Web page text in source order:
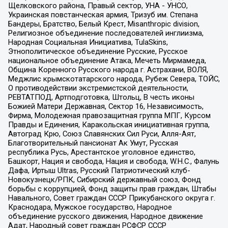
Щелковского района, Правый сектор, УНА - УНСО,
Украинская повстанческая армия, Тризуб им. Степана
Бандеры, Братство, Белый Крест, Misanthropic division,
Религиозное объединение последователей инглиизма,
Народная Социальная Инициатива, TulaSkins,
Этнополитическое объединение Русские, Русское
национальное объединение Атака, Мечеть Мирмамеда,
Община Коренного Русского народа г. Астрахани, ВОЛЯ,
Меджлис крымскотатарского народа, Рубеж Севера, ТОЙС,
О противодействии экстремистской деятельности,
РЕВТАТПОД, Артподготовка, Штольц, В честь иконы
Божией Матери Державная, Сектор 16, Независимость,
Фирма, Молодежная правозащитная группа МПГ, Курсом
Правды и Единения, Каракольская инициативная группа,
Автоград Крю, Союз Славянских Сил Руси, Алля-Аят,
Благотворительный пансионат Ак Умут, Русская
республика Русь, Арестантское уголовное единство,
Башкорт, Нация и свобода, Нация и свобода, W.H.С., Фалунь
Дафа, Иртыш Ultras, Русский Патриотический клуб-
Новокузнецк/РПК, Сибирский державный союз, Фонд
борьбы с коррупцией, Фонд защиты прав граждан, Штабы
Навального, Совет граждан СССР Прикубанского округа г.
Краснодара, Мужское государство, Народное
объединение русского движения, Народное движение
Адат, Народный совет граждан РСФСР СССР